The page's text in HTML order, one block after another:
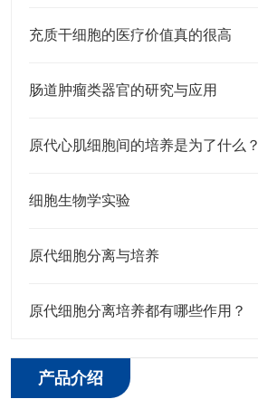
充质干细胞的医疗价值真的很高
肠道肿瘤类器官的研究与应用
原代心肌细胞间的培养是为了什么？
细胞生物学实验
原代细胞分离与培养
原代细胞分离培养都有哪些作用？
产品介绍